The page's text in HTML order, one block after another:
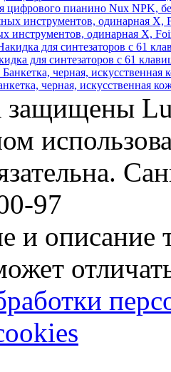
цифрового пианино Nux NPK,
инструментов, одинарная X,
для синтезаторов с 61
черная, искусственная
защищены
97
и описание